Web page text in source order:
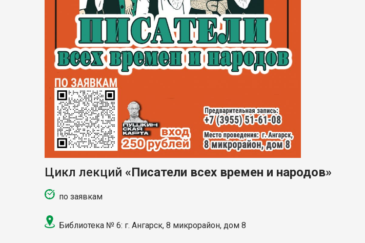
Цикл лекций «Писатели всех времен и народов»
по заявкам
Библиотека № 6: г. Ангарск, 8 микрорайон, дом 8